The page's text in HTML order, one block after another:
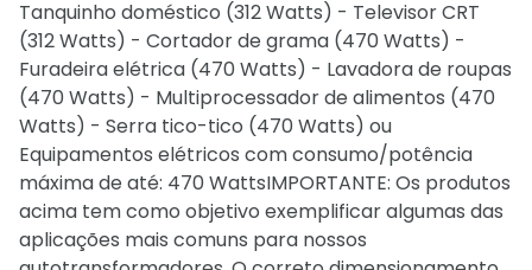
Tanquinho doméstico (312 Watts) - Televisor CRT
(312 Watts) - Cortador de grama (470 Watts) -
Furadeira elétrica (470 Watts) - Lavadora de roupas
(470 Watts) - Multiprocessador de alimentos (470
Watts) - Serra tico-tico (470 Watts) ou
Equipamentos elétricos com consumo/potência
máxima de até: 470 WattsIMPORTANTE: Os produtos
acima tem como objetivo exemplificar algumas das
aplicações mais comuns para nossos